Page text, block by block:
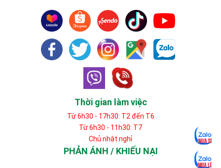
Thời gian làm việc
Từ 6h30 - 17h30: T2 đến T6
Từ 6h30 - 11h30: T7
Chủ nhật nghỉ
PHẢN ÁNH / KHIẾU NẠI